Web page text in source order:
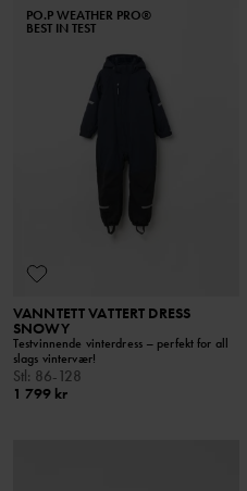
PO.P WEATHER PRO®
BEST IN TEST
VANNTETT VATTERT DRESS
SNOWY
Testvinnende vinterdress – perfekt for all
slags vintervær!
Stl : 86-128
1 799 kr